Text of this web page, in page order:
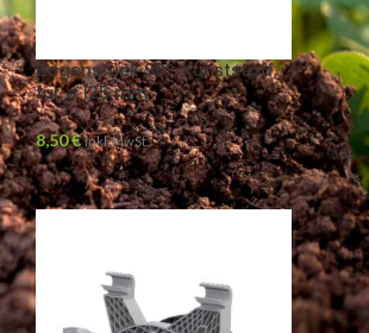
Bogenstück 90°, Kunststoff,
für ø 125 mm
8,50€ inkl. MwSt